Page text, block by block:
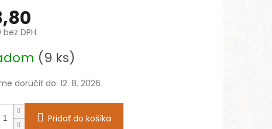
DPH
(9 ks)
doručiť do: 12. 8. 2026
Pridať do košíka